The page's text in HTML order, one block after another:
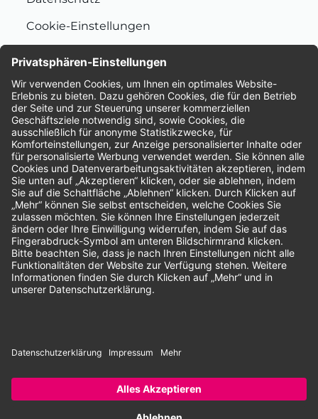
Cookie-Einstellungen
Bewertungen
Unsere Zahlungsarten:
Rechnung SEPA-Lastschrift Vorkasse